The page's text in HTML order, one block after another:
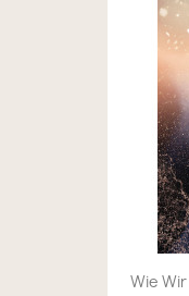
Wie